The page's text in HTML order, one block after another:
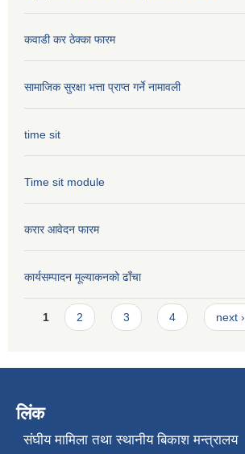
कवाडी कर ठेक्का फारम
सामाजिक सुरक्षा भत्ता प्राप्त गर्ने नामावली
time sit
Time sit module
करार आवेदन फारम
कार्यसम्पादन मूल्या‌कनको ढाँचा
Pages
1 2 3 4 next ›
लिंक
संघीय मामिला तथा स्थानीय बिकाश मन्त्रालय